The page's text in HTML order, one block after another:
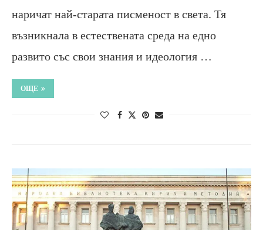
наричат най-старата писменост в света. Тя
възникнала в естествената среда на едно
развито със свои знания и идеология …
ОЩЕ